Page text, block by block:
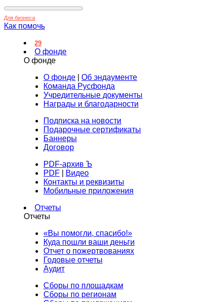
Для бизнеса
Как помочь
29
О фонде
О фонде
О фонде
Об эндаументе
Команда Русфонда
Учредительные документы
Награды и благодарности
Подписка на новости
Подарочные сертификаты
Баннеры
Договор
PDF-архив Ъ
PDF
Видео
Контакты и реквизиты
Мобильные приложения
Отчеты
Отчеты
«Вы помогли, спасибо!»
Куда пошли ваши деньги
Отчет о пожертвованиях
Годовые отчеты
Аудит
Сборы по площадкам
Сборы по регионам